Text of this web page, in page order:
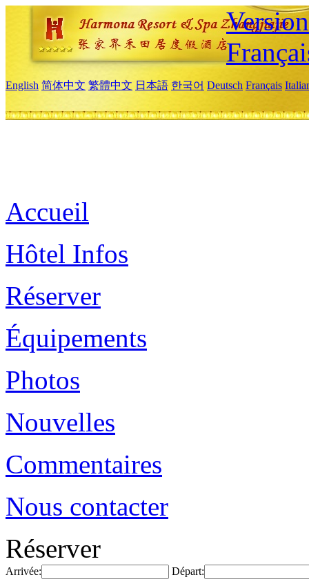
English 简体中文 繁體中文 日本語 한국어 Deutsch Français
Accueil
Hôtel Infos
Réserver
Équipements
Photos
Nouvelles
Commentaires
Nous contacter
Réserver
Arrivée: Départ: